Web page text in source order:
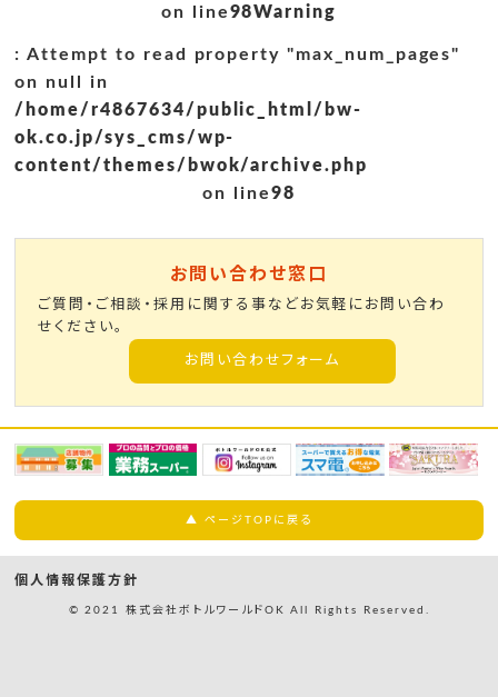
on line98Warning
: Attempt to read property "max_num_pages"
on null in
/home/r4867634/public_html/bw-
ok.co.jp/sys_cms/wp-
content/themes/bwok/archive.php
on line98
お問い合わせ窓口
ご質問・ご相談・採用に関する事などお気軽にお問い合わ
せください。
お問い合わせフォーム
▲ ページTOPに戻る
個人情報保護方針
© 2021 株式会社ボトルワールドOK All Rights Reserved.